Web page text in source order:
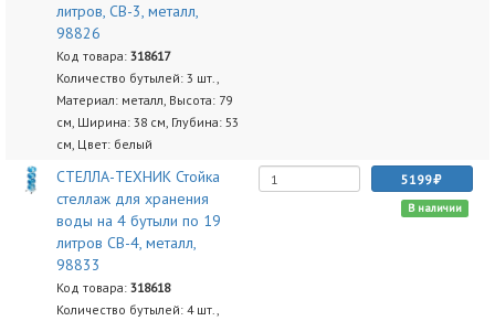
литров, СВ-3, металл,
98826
Код товара: 318617
Количество бутылей: 3 шт.,
Материал: металл, Высота: 79
см, Ширина: 38 см, Глубина: 53
см, Цвет: белый
СТЕЛЛА-ТЕХНИК Стойка
стеллаж для хранения
воды на 4 бутыли по 19
литров СВ-4, металл,
98833
Код товара: 318618
Количество бутылей: 4 шт.,
5199
В наличии